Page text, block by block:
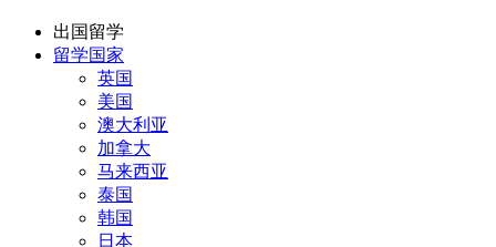
出国留学
留学国家
英国
美国
澳大利亚
加拿大
马来西亚
泰国
韩国
日本